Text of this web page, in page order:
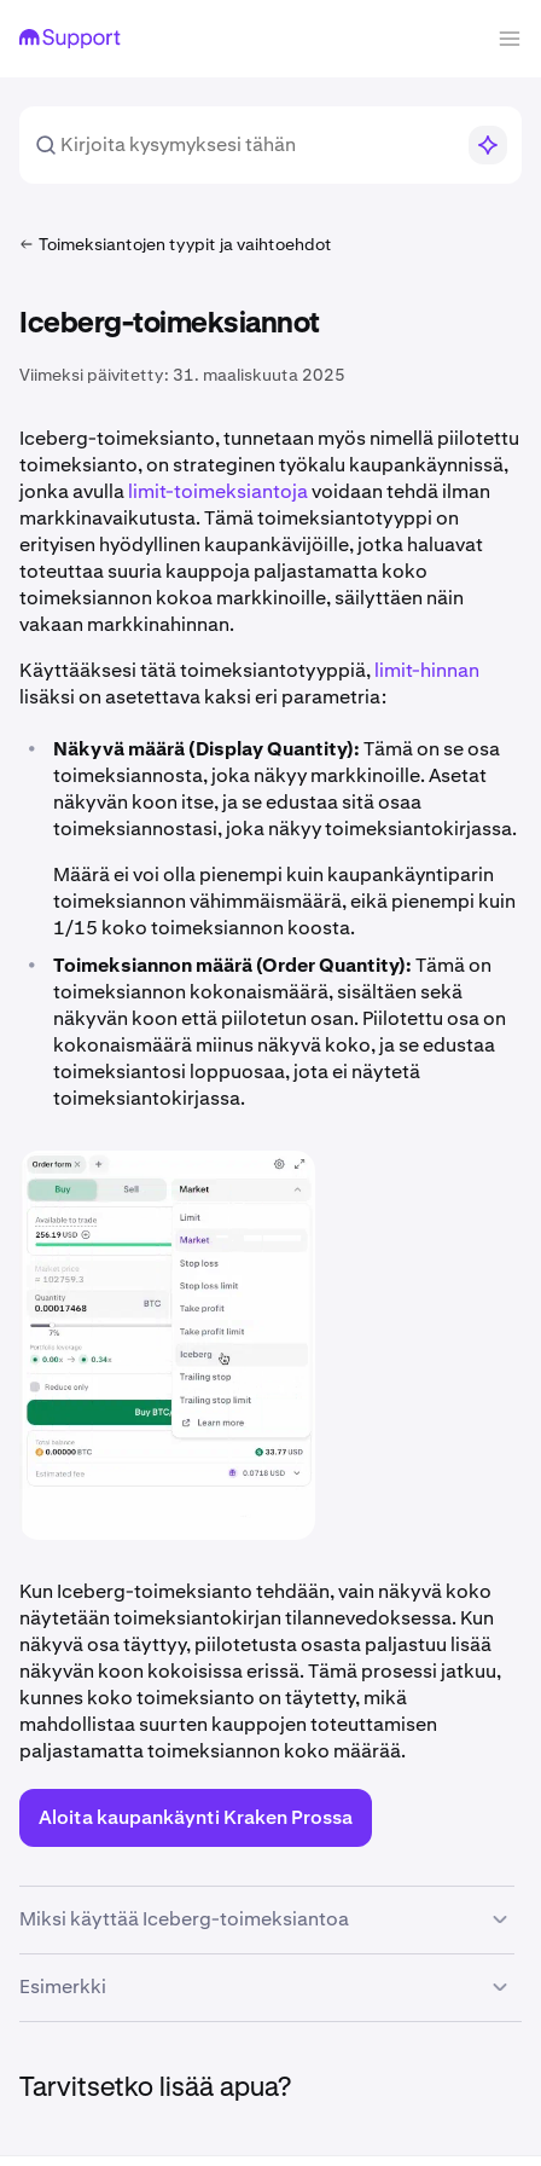
Toimeksiantojen tyypit ja vaihtoehdot
Iceberg-toimeksiannot
Viimeksi päivitetty: 31. maaliskuuta 2025
Iceberg-toimeksianto, tunnetaan myös nimellä piilotettu
toimeksianto, on strateginen työkalu kaupankäynnissä,
jonka avullalimit-toimeksiantojavoidaan tehdä ilman
markkinavaikutusta. Tämä toimeksiantotyyppi on
erityisen hyödyllinen kaupankävijöille, jotka haluavat
toteuttaa suuria kauppoja paljastamatta koko
toimeksiannon kokoa markkinoille, säilyttäen näin
vakaan markkinahinnan.
Käyttääksesi tätä toimeksiantotyyppiä,limit-hinnan
lisäksi on asetettava kaksi eri parametria:
• Näkyvä määrä (Display Quantity):Tämä on se osa
toimeksiannosta, joka näkyy markkinoille. Asetat
näkyvän koon itse, ja se edustaa sitä osaa
toimeksiannostasi, joka näkyy toimeksiantokirjassa.
Määrä ei voi olla pienempi kuin kaupankäyntiparin
toimeksiannon vähimmäismäärä, eikä pienempi kuin
1/15 koko toimeksiannon koosta.
• Toimeksiannon määrä (Order Quantity):Tämä on
toimeksiannon kokonaismäärä, sisältäen sekä
näkyvän koon että piilotetun osan. Piilotettu osa on
kokonaismäärä miinus näkyvä koko, ja se edustaa
toimeksiantosi loppuosaa, jota ei näytetä
toimeksiantokirjassa.
Kun Iceberg-toimeksianto tehdään, vain näkyvä koko
näytetään toimeksiantokirjan tilannevedoksessa. Kun
näkyvä osa täyttyy, piilotetusta osasta paljastuu lisää
näkyvän koon kokoisissa erissä. Tämä prosessi jatkuu,
kunnes koko toimeksianto on täytetty, mikä
mahdollistaa suurten kauppojen toteuttamisen
paljastamatta toimeksiannon koko määrää.
Aloita kaupankäynti Kraken Prossa
Miksi käyttää Iceberg-toimeksiantoa
Iceberg-toimeksiannot ovat erityisen hyödyllisiä
merkittävästi hintaan. Niiden avulla kaupankävijät voivat
toimeksiannon kokoa, mikä voi auttaa estämään
toimeksiantokirjassa näkymisestä aiheutuvia
Esimerkki
tekemällä näin suurta toimeksiantoa kerralla. Asetat siis
Tarvitsetko lisää apua?